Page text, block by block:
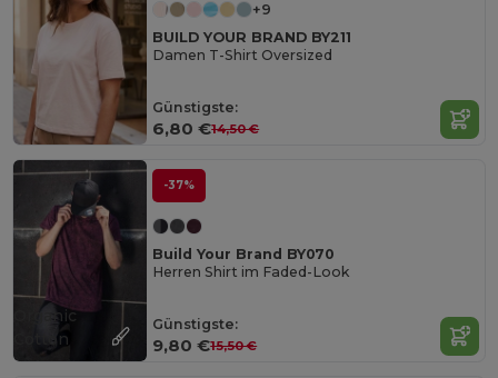
+9
BUILD YOUR BRAND BY211
Damen T-Shirt Oversized
Günstigste:
6,80 €14,50 €
-37%
Build Your Brand BY070
Herren Shirt im Faded-Look
Günstigste:
9,80 €15,50 €
Organic
Cotton